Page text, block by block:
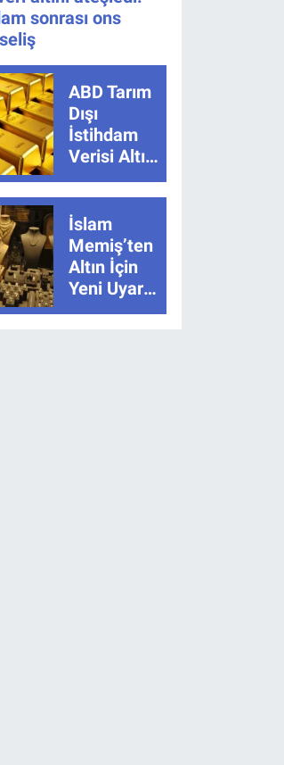
sonrası ons
ABD Tarım
Dışı
İstihdam
Verisi Altını
Nasıl
Etkiler?
Çok Basit
Anlatımla
Rehber
İslam
Memiş’ten
Altın İçin
Yeni Uyarı:
“Hikâye